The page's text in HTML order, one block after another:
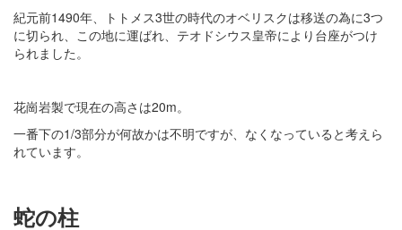
紀元前1490年、トトメス3世の時代のオベリスクは移送の為に3つ
に切られ、この地に運ばれ、テオドシウス皇帝により台座がつけ
られました。
花崗岩製で現在の高さは20m。
一番下の1/3部分が何故かは不明ですが、なくなっていると考えら
れています。
蛇の柱